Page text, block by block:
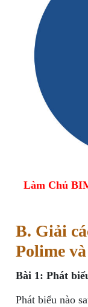
Làm Chủ
B. Giải
Polime
Bài 1: Phát
Phát biểu nào